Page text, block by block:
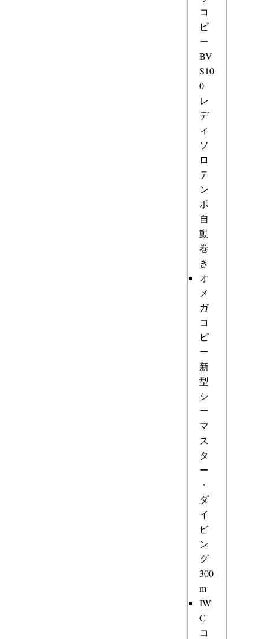
コ
ピ
ー
BV
S10
0
レ
デ
ィ
ソ
ロ
テ
ン
ポ
自
動
巻
き
オ
メ
ガ
コ
ピ
ー
新
型
シ
ー
マ
ス
タ
ー
・
ダ
イ
ビ
ン
グ
300
m
IW
C
コ